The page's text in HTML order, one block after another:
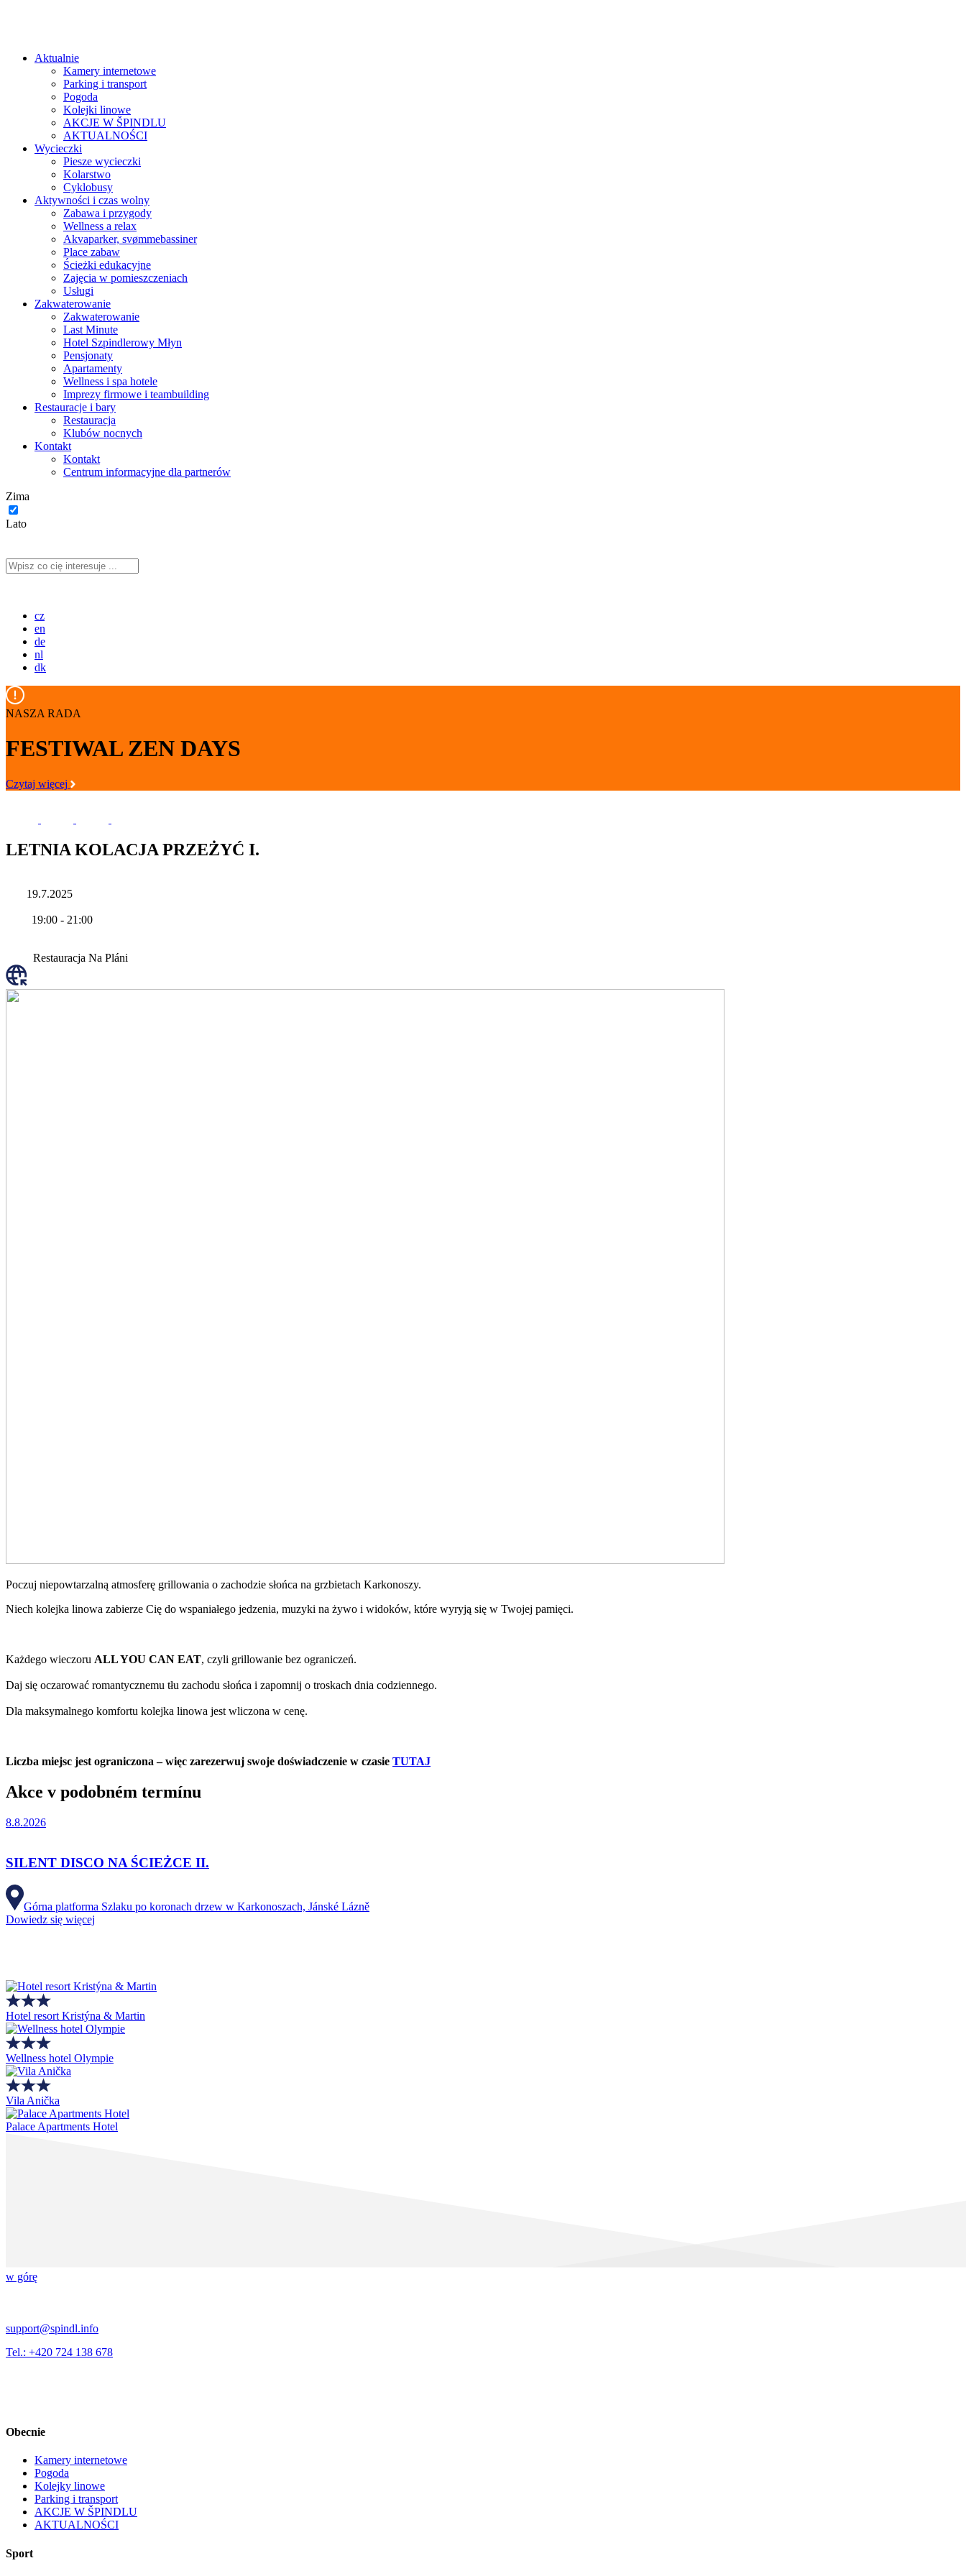
Aktualnie
Kamery internetowe
Parking i transport
Pogoda
Kolejki linowe
AKCJE W ŠPINDLU
AKTUALNOŚCI
Wycieczki
Piesze wycieczki
Kolarstwo
Cyklobusy
Aktywności i czas wolny
Zabawa i przygody
Wellness a relax
Akvaparker, svømmebassiner
Place zabaw
Ścieżki edukacyjne
Zajęcia w pomieszczeniach
Usługi
Zakwaterowanie
Zakwaterowanie
Last Minute
Hotel Szpindlerowy Młyn
Pensjonaty
Apartamenty
Wellness i spa hotele
Imprezy firmowe i teambuilding
Restauracje i bary
Restauracja
Klubów nocnych
Kontakt
Kontakt
Centrum informacyjne dla partnerów
Zima
Lato
cz
en
de
nl
dk
NASZA RADA
FESTIWAL ZEN DAYS
Czytaj więcej
LETNIA KOLACJA PRZEŻYĆ I.
19.7.2025
19:00 - 21:00
Restauracja Na Pláni
Poczuj niepowtarzalną atmosferę grillowania o zachodzie słońca na grzbietach Karkonoszy.
Niech kolejka linowa zabierze Cię do wspaniałego jedzenia, muzyki na żywo i widoków, które wyryją się w Twojej pamięci.
Każdego wieczoru ALL YOU CAN EAT, czyli grillowanie bez ograniczeń.
Daj się oczarować romantycznemu tłu zachodu słońca i zapomnij o troskach dnia codziennego.
Dla maksymalnego komfortu kolejka linowa jest wliczona w cenę.
Liczba miejsc jest ograniczona – więc zarezerwuj swoje doświadczenie w czasie TUTAJ
Akce v podobném termínu
8.8.2026
SILENT DISCO NA ŚCIEŻCE II.
Górna platforma Szlaku po koronach drzew w Karkonoszach, Jánské Lázně
Dowiedz się więcej
Hotel resort Kristýna & Martin
Wellness hotel Olympie
Vila Anička
Palace Apartments Hotel
w górę
support@spindl.info
Tel.: +420 724 138 678
Obecnie
Kamery internetowe
Pogoda
Kolejky linowe
Parking i transport
AKCJE W ŠPINDLU
AKTUALNOŚCI
Sport